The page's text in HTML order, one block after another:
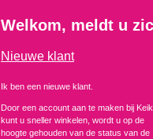
Welkom, meldt u
Nieuwe klant
Ik ben een nieuwe klant.
Door een account aan te maken bij
kunt u sneller winkelen, wordt u op de
hoogte gehouden van de status van de